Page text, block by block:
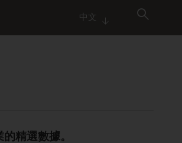
中文
精選數據。